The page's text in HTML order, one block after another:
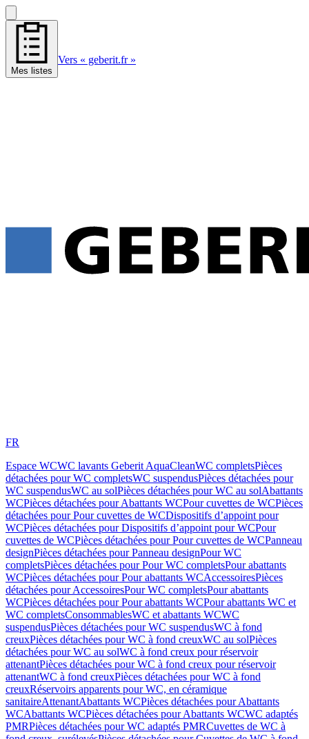
Mes listes
Vers « geberit.fr »
FR
Espace WCWC lavants Geberit AquaCleanWC completsPièces
détachées pour WC completsWC suspendusPièces détachées pour
WC suspendusWC au solPièces détachées pour WC au solAbattants
WCPièces détachées pour Abattants WCPour cuvettes de WCPièces
détachées pour Pour cuvettes de WCDispositifs d’appoint pour
WCPièces détachées pour Dispositifs d’appoint pour WCPour
cuvettes de WCPièces détachées pour Pour cuvettes de WCPanneau
designPièces détachées pour Panneau designPour WC
completsPièces détachées pour Pour WC completsPour abattants
WCPièces détachées pour Pour abattants WCAccessoiresPièces
détachées pour AccessoiresPour WC completsPour abattants
WCPièces détachées pour Pour abattants WCPour abattants WC et
WC completsConsommablesWC et abattants WCWC
suspendusPièces détachées pour WC suspendusWC à fond
creuxPièces détachées pour WC à fond creuxWC au solPièces
détachées pour WC au solWC à fond creux pour réservoir
attenantPièces détachées pour WC à fond creux pour réservoir
attenantWC à fond creuxPièces détachées pour WC à fond
creuxRéservoirs apparents pour WC, en céramique
sanitaireAttenantAbattants WCPièces détachées pour Abattants
WCAbattants WCPièces détachées pour Abattants WCWC adaptés
PMRPièces détachées pour WC adaptés PMRCuvettes de WC à